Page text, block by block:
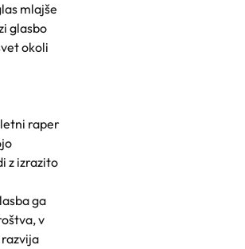
mlajše
glasbo
okoli
raper
z izrazito
ga
v